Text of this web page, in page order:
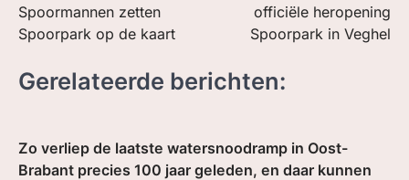
Spoormannen zetten
Spoorpark op de kaart
officiële heropening
Spoorpark in Veghel
Gerelateerde berichten:
Zo verliep de laatste watersnoodramp in Oost-
Brabant precies 100 jaar geleden, en daar kunnen